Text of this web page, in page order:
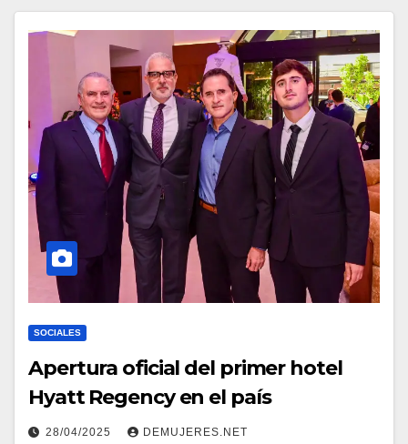
SOCIALES
Apertura oficial del primer hotel
Hyatt Regency en el país
28/04/2025 DEMUJERES.NET